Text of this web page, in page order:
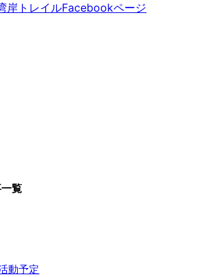
岸トレイルFacebookページ
覧
動予定